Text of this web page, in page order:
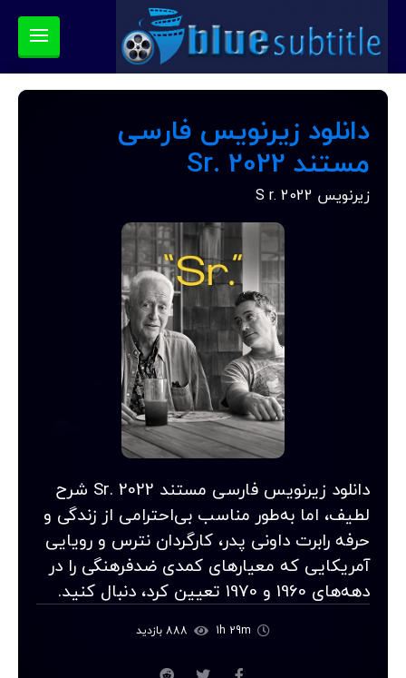
دانلود زیرنویس فارسی
مستند Sr. 2022
زیرنویس S r. 2022
دانلود زیرنویس فارسی مستند Sr. 2022 شرح
لطیف، اما به‌طور مناسب بی‌احترامی از زندگی و
حرفه رابرت داونی پدر، کارگردان نترس و رویایی
آمریکایی که معیارهای کمدی ضدفرهنگی را در
دهه‌های 1960 و 1970 تعیین کرد، دنبال کنید.